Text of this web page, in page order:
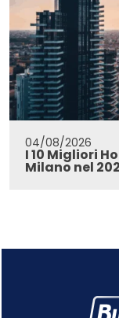
04/08/2026
I 10 Migliori
Milano nel